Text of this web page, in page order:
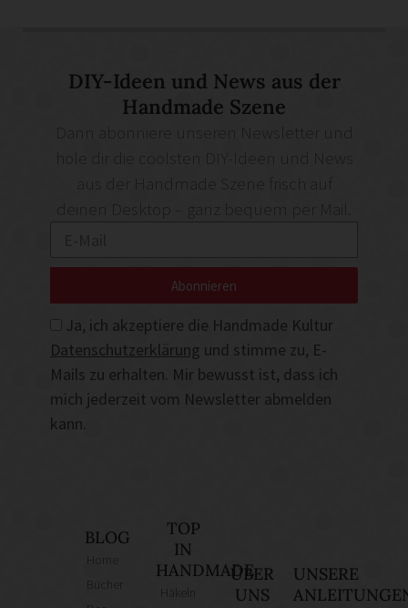
DIY-Ideen und News aus der
Handmade Szene
deinen Desktop – ganz bequem per Mail.
Ja, ich akzeptiere die Handmade Kultur
Datenschutzerklärung und stimme zu, E-
Mails zu erhalten. Mir bewusst ist, dass ich
mich jederzeit vom Newsletter abmelden
kann.
Abonnieren
BLOG
TOP
IN
HANDMADEÜBER
UNS
UNSERE